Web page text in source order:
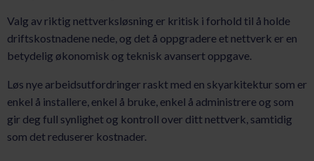
Valg av riktig nettverksløsning er kritisk i forhold til å holde
driftskostnadene nede, og det å oppgradere et nettverk er en
betydelig økonomisk og teknisk avansert oppgave.
Løs nye arbeidsutfordringer raskt med en skyarkitektur som er
enkel å installere, enkel å bruke, enkel å administrere og som
gir deg full synlighet og kontroll over ditt nettverk, samtidig
som det reduserer kostnader.